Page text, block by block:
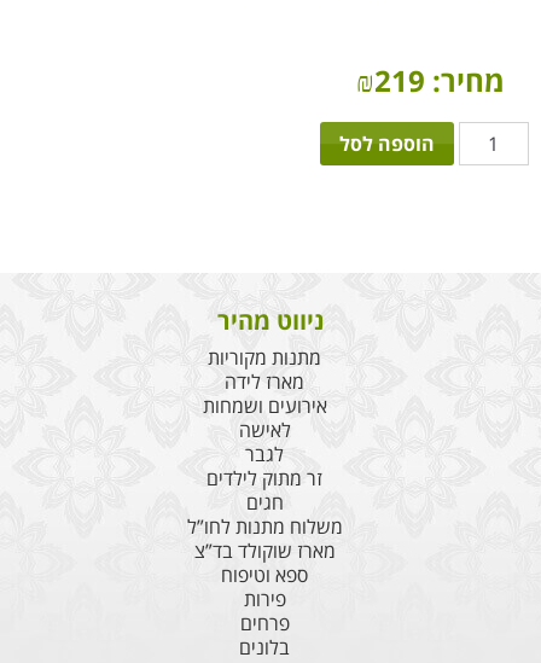
מחיר: ₪219
כמות
הוספה לסל
ניווט מהיר
מתנות מקוריות
מארז לידה
אירועים ושמחות
לאישה
לגבר
זר מתוק לילדים
חגים
משלוח מתנות לחו”ל
מארז שוקולד בד”צ
ספא וטיפוח
פירות
פרחים
בלונים